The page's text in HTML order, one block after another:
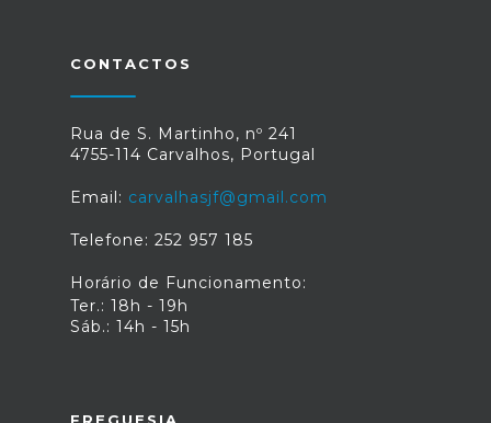
CONTACTOS
Rua de S. Martinho, nº 241
4755-114 Carvalhos, Portugal
Email: carvalhasjf@gmail.com
Telefone: 252 957 185
Horário de Funcionamento:
Ter.: 18h - 19h
Sáb.: 14h - 15h